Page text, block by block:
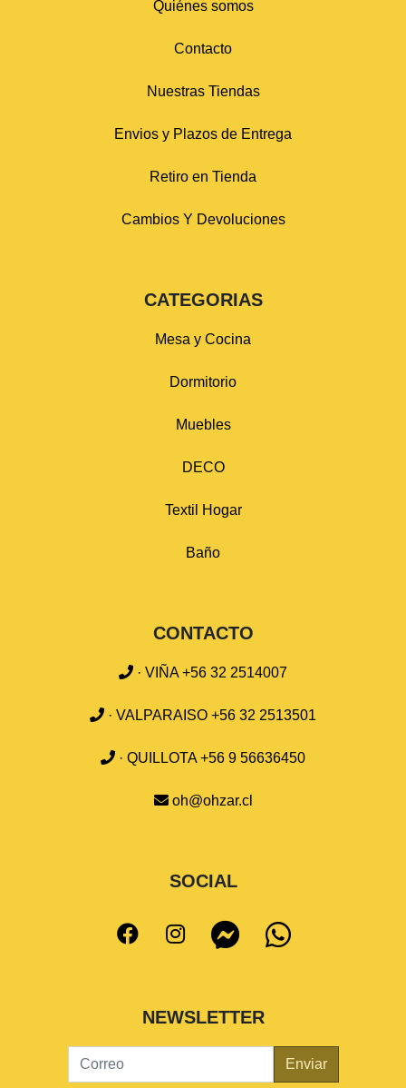
Quiénes somos
Contacto
Nuestras Tiendas
Envios y Plazos de Entrega
Retiro en Tienda
Cambios Y Devoluciones
CATEGORIAS
Mesa y Cocina
Dormitorio
Muebles
DECO
Textil Hogar
Baño
CONTACTO
· VIÑA +56 32 2514007
· VALPARAISO +56 32 2513501
· QUILLOTA +56 9 56636450
oh@ohzar.cl
SOCIAL
NEWSLETTER
Enviar